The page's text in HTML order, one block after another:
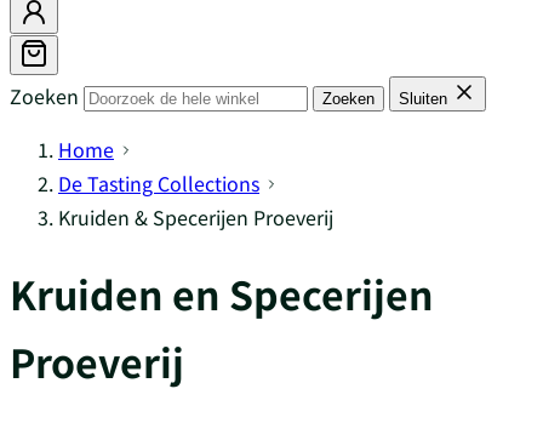
Zoeken Zoeken Sluiten
Home
De Tasting Collections
Kruiden & Specerijen Proeverij
Kruiden en Specerijen
Proeverij